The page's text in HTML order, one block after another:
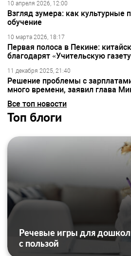
10 апреля 2026, 12:00
Взгляд зумера: как культурные
обучение
10 марта 2026, 18:17
Первая полоса в Пекине:
благодарят «Учительскую
11 декабря 2025, 21:40
Решение проблемы с
много времени, заявил глава
Все топ новости
Топ блоги
Речевые игры для
с пользой